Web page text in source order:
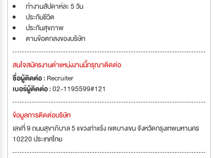
ทำงานสัปดาห์ละ 5 วัน
ประกันชีวิต
ประกันสุขภาพ
ตามข้อตกลงของบริษัท
สนใจสมัครงานตำแหน่งงานนี้กรุณาติดต่อ
ชื่อผู้ติดต่อ : Recruiter
เบอร์ผู้ติดต่อ :02-1195599#121
ข้อมูลการติดต่อบริษัท
เลขที่ 9 ถนนสุขาภิบาล 5 แขวงท่าแร้ง เขตบางเขน จังหวัดกรุงเทพมหานคร
10220 ประเทศไทย